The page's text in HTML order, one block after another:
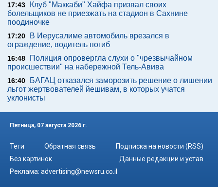
17:43
Клуб "Маккаби" Хайфа призвал своих
болельщиков не приезжать на стадион в Сахнине
поодиночке
17:20
В Иерусалиме автомобиль врезался в
ограждение, водитель погиб
16:48
Полиция опровергла слухи о "чрезвычайном
происшествии" на набережной Тель-Авива
16:40
БАГАЦ отказался заморозить решение о лишении
льгот жертвователей йешивам, в которых учатся
уклонисты
Пятница, 07 августа 2026 г.
Теги Обратная связь
Подписка на новости (RSS)
Без картинок
Данные редакции и устав
Реклама: advertising@newsru.co.il